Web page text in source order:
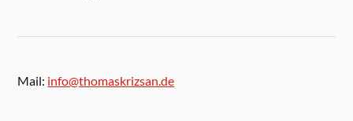
Mail: info@thomaskrizsan.de